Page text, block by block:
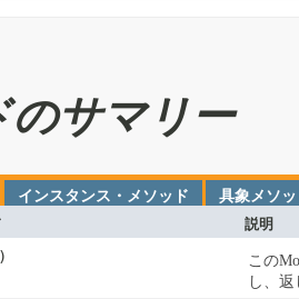
のサマリー
インスタンス・メソッド
具象メソ
説明
この
し、